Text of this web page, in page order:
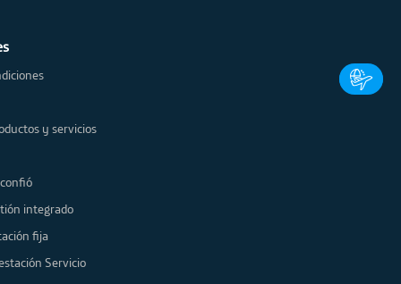
y servicios
integrado
fija
Servicio